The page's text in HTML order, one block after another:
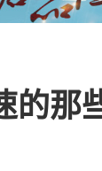
的那